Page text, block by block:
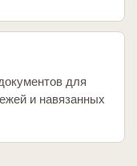
для
и навязанных